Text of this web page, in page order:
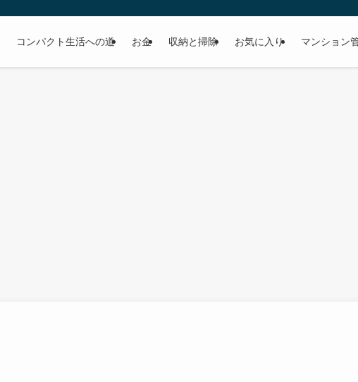
コンパクト生活への道 お金 収納と掃除 お気に入り マンション